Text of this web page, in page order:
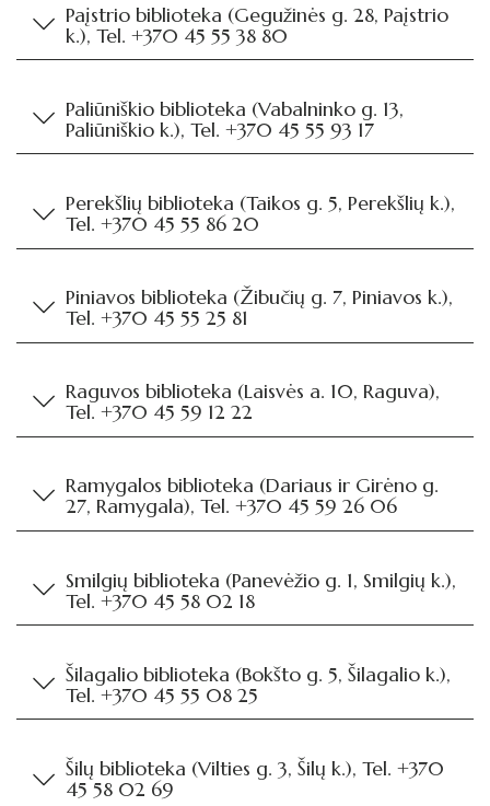
Paįstrio biblioteka (Gegužinės g. 28, Paįstrio
k.), Tel. +370 45 55 38 80
Paliūniškio biblioteka (Vabalninko g. 13,
Paliūniškio k.), Tel. +370 45 55 93 17
Perekšlių biblioteka (Taikos g. 5, Perekšlių k.),
Tel. +370 45 55 86 20
Piniavos biblioteka (Žibučių g. 7, Piniavos k.),
Tel. +370 45 55 25 81
Raguvos biblioteka (Laisvės a. 10, Raguva),
Tel. +370 45 59 12 22
Ramygalos biblioteka (Dariaus ir Girėno g.
27, Ramygala), Tel. +370 45 59 26 06
Smilgių biblioteka (Panevėžio g. 1, Smilgių k.),
Tel. +370 45 58 02 18
Šilagalio biblioteka (Bokšto g. 5, Šilagalio k.),
Tel. +370 45 55 08 25
Šilų biblioteka (Vilties g. 3, Šilų k.), Tel. +370
45 58 02 69